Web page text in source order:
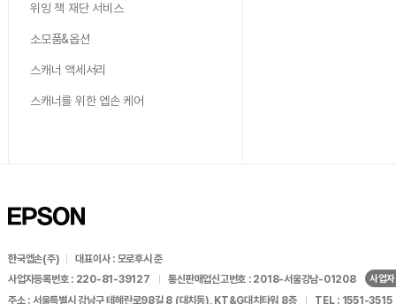
위잉 책 재단 서비스
소모품&옵션
스캐너 액세서리
스캐너를 위한 엡손 케어
한국엡손(주)
대표이사 : 모로후시 준
사업자등록번호 : 220-81-39127
통신판매업신고번호 : 2018-서울강남-01208 사업
주소 : 서울특별시 강남구 테헤란로98길 8 (대치동), KT&G대치타워 8층 TEL : 1551-3515